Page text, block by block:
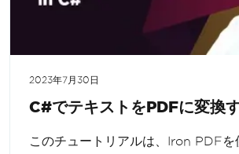
2023年7月30日
C#でテキストをPDFに変換
このチュートリアルは、Iron PDF